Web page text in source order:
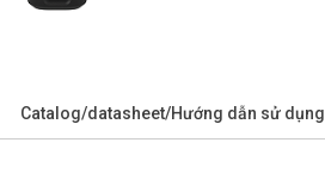
Catalog/datasheet/Hướng dẫn sử dụng